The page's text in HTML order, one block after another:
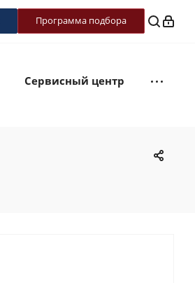
Программа подбора
Сервисный центр